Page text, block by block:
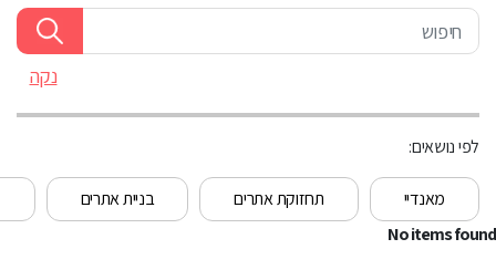
נקה
לפי נושאים:
תחזוקת אתרים בניית אתרים מאנדיי
No items found